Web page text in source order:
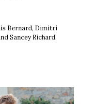
Bernard, Dimitri
Sancey Richard,